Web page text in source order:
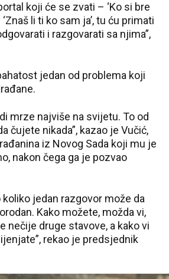
koji će se zvati – ‘Ko si bre
li ti ko sam ja’, tu ću primati
i razgovarati sa njima”,
jedan od problema koji
mrze najviše na svijetu. To od
čujete nikada”, kazao je Vučić,
iz Novog Sada koji mu je
nakon čega ga je pozvao
koliko jedan razgovor može da
Kako možete, možda vi,
nečije druge stavove, a kako vi
rekao je predsjednik